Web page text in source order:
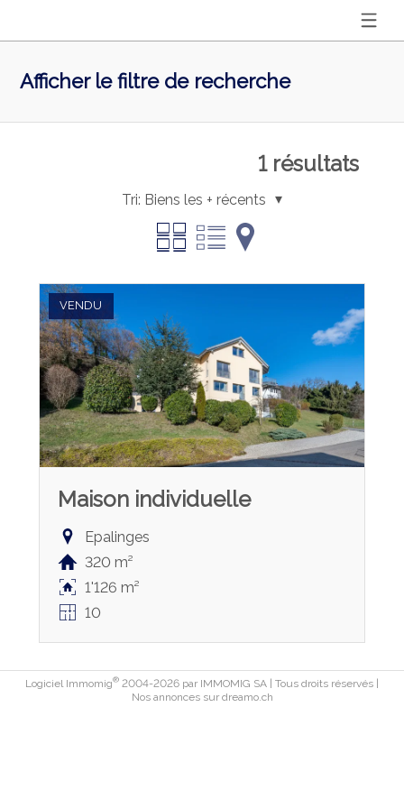
Afficher le filtre de recherche
1résultats
Tri: Biens les + récents
VENDU
Maison individuelle
Epalinges
320 m²
1'126 m²
10
Logiciel Immomig® 2004-2026 par IMMOMIG SA | Tous droits réservés |
Nos annonces sur dreamo.ch